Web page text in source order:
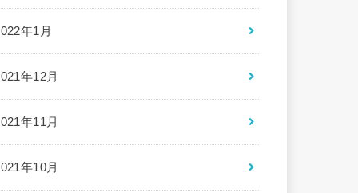
年1月
年12月
年11月
年10月